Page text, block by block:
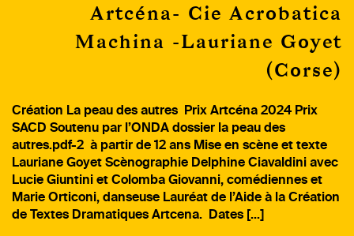
Artcéna- Cie Acrobatica
Machina -Lauriane Goyet
(Corse)
Création La peau des autres Prix Artcéna 2024 Prix
SACD Soutenu par l’ONDA dossier la peau des
autres.pdf-2 à partir de 12 ans Mise en scène et texte
Lauriane Goyet Scènographie Delphine Ciavaldini avec
Lucie Giuntini et Colomba Giovanni, comédiennes et
Marie Orticoni, danseuse Lauréat de l’Aide à la Création
de Textes Dramatiques Artcena. Dates […]